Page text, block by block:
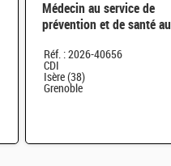
Médecin au service de
prévention et de santé au
Réf. : 2026-40656
CDI
Isère (38)
Grenoble